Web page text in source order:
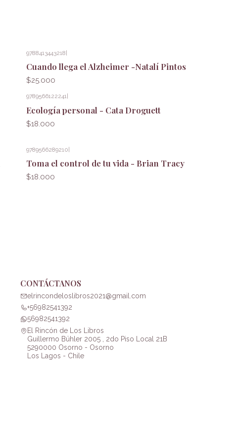
9788413443218
Cuando llega el Alzheimer -Natalí Pintos
$25.000
9789566122241|
Ecología personal - Cata Droguett
$18.000
9789566289210|
Toma el control de tu vida - Brian Tracy
$18.000
CONTÁCTANOS
elrincondeloslibros2021@gmail.com
+56982541392
56982541392
El Rincón de Los Libros
Guillermo Bühler 2005 , 2do Piso Local 21B
5290000 Osorno - Osorno
Los Lagos - Chile